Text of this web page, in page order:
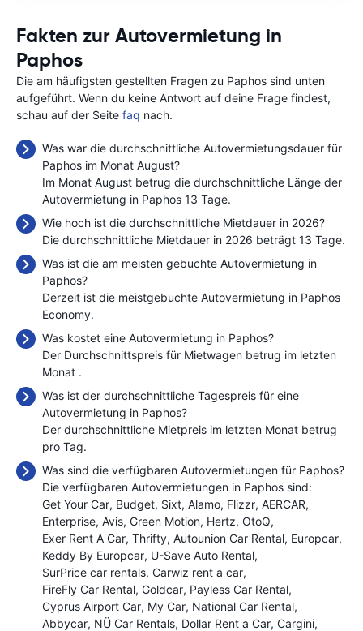
Fakten zur Autovermietung in
Paphos
Die am häufigsten gestellten Fragen zu Paphos sind unten
aufgeführt. Wenn du keine Antwort auf deine Frage findest,
schau auf der Seite faq nach.
Was war die durchschnittliche Autovermietungsdauer für
Paphos im Monat August?
Im Monat August betrug die durchschnittliche Länge der
Autovermietung in Paphos 13 Tage.
Wie hoch ist die durchschnittliche Mietdauer in 2026?
Die durchschnittliche Mietdauer in 2026 beträgt 13 Tage.
Was ist die am meisten gebuchte Autovermietung in
Paphos?
Derzeit ist die meistgebuchte Autovermietung in Paphos
Economy.
Was kostet eine Autovermietung in Paphos?
Der Durchschnittspreis für Mietwagen betrug im letzten
Monat .
Was ist der durchschnittliche Tagespreis für eine
Autovermietung in Paphos?
Der durchschnittliche Mietpreis im letzten Monat betrug
pro Tag.
Was sind die verfügbaren Autovermietungen für Paphos?
Die verfügbaren Autovermietungen in Paphos sind:
Get Your Car Budget Sixt Alamo Flizzr AERCAR
Enterprise Avis Green Motion Hertz OtoQ
Exer Rent A Car Thrifty Autounion Car Rental Europcar
Keddy By Europcar U-Save Auto Rental
SurPrice car rentals Carwiz rent a car
FireFly Car Rental Goldcar Payless Car Rental
Cyprus Airport Car My Car National Car Rental
Abbycar NÜ Car Rentals Dollar Rent a Car Cargini